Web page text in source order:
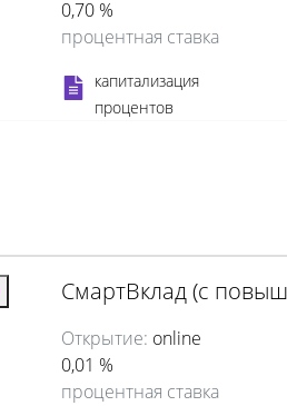
0,70 %
процентная ставка
капитализация
процентов
СмартВклад (с
Открытие: online
0,01 %
процентная ставка